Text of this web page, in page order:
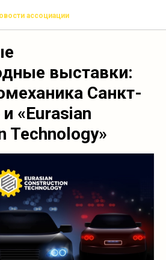
ассоциации
выставки:
Санкт-
«Eurasian
Technology»